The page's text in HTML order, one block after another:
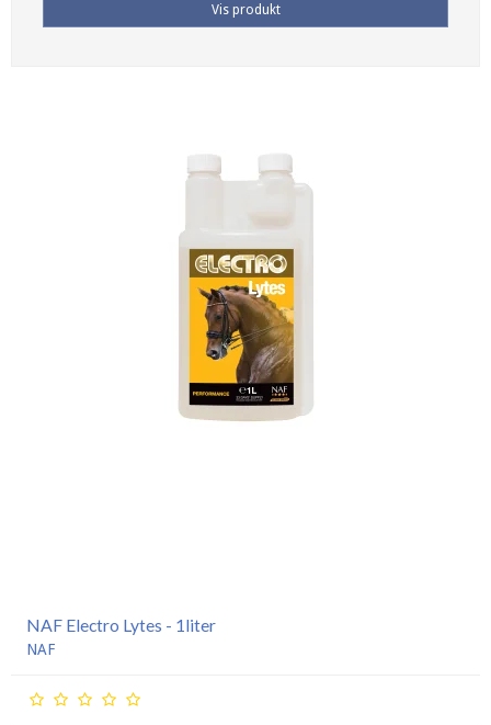
Vis produkt
NAF Electro Lytes - 1liter
NAF